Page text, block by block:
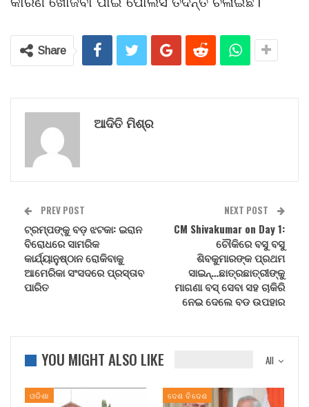
Share
ଆଦିତି ମିଶ୍ର
PREV POST
ଟ୍ରମ୍ପଙ୍କୁ ବଡ଼ ଝଟକା: ଇରାନ
ବିରୋଧରେ ସାମରିକ
କାର୍ଯ୍ୟାନୁଷ୍ଠାନ ରୋକିବାକୁ
ଆମେରିକା ସଂସଦରେ ପ୍ରସ୍ତାବ
ପାରିତ
NEXT POST
CM Shivakumar on Day 1:
ଚୌକିରେ ବସୁ ବସୁ
ଶିବକୁମାରଙ୍କ ପ୍ରଥମ
ସାଇନ୍…ଛାତ୍ରଛାତ୍ରୀଙ୍କୁ
ମାଗଣା ବସ୍ ସେବା ସହ ଚାକିରି
ନେଇ ଦେଲେ ବଡ ଉପହାର
All
YOU MIGHT ALSO LIKE
ଓଡିଶା ଦେଶ ବିଦେଶ